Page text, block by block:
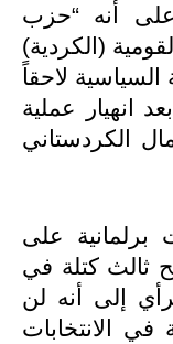
حزيران/يونيو 2015 على أنه “حزب
(الكردية)
لاحقاً
انهيار عملية
الكردستاني
على
ثالث كتلة في
إلى أنه لن
الانتخابات